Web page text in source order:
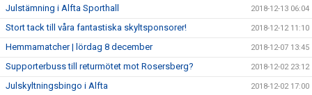
Julstämning i Alfta Sporthall 2018-12-13 06:04
Stort tack till våra fantastiska skyltsponsorer! 2018-12-12 11:10
Hemmamatcher | lördag 8 december 2018-12-07 13:45
Supporterbuss till returmötet mot Rosersberg? 2018-12-02 23:12
Julskyltningsbingo i Alfta 2018-12-02 17:00